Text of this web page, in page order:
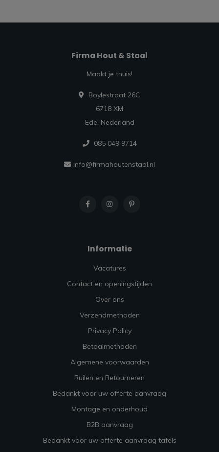
Firma Hout & Staal
Maakt je thuis!
Boylestraat 26C
6718 XM
Ede, Nederland
085 049 9714
info@firmahoutenstaal.nl
Informatie
Vacatures
Contact en openingstijden
Over ons
Verzendmethoden
Privacy Policy
Betaalmethoden
Algemene voorwaarden
Ruilen en Retourneren
Bedankt voor uw offerte aanvraag
Montage en onderhoud
B2B aanvraag
Bedankt voor uw offerte aanvraag tafels